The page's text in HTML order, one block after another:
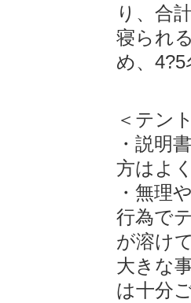
り、合
寝られ
め、
＜テン
・説明
方はよ
・無理
行為で
が溶け
大きな
は十分